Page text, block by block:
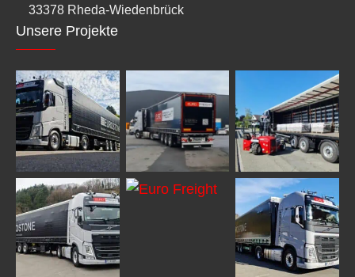
33378 Rheda-Wiedenbrück
Unsere Projekte